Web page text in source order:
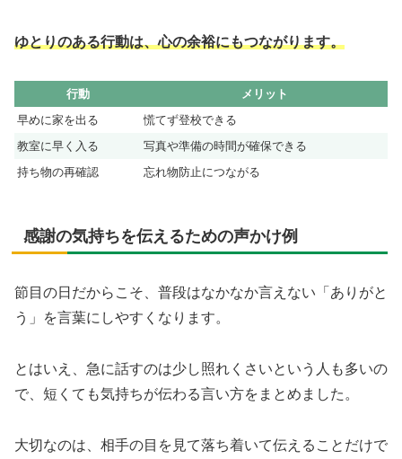
ゆとりのある行動は、心の余裕にもつながります。
行動
メリット
早めに家を出る
慌てず登校できる
教室に早く入る
写真や準備の時間が確保できる
持ち物の再確認
忘れ物防止につながる
感謝の気持ちを伝えるための声かけ例
節目の日だからこそ、普段はなかなか言えない「ありがと
う」を言葉にしやすくなります。
とはいえ、急に話すのは少し照れくさいという人も多いの
で、短くても気持ちが伝わる言い方をまとめました。
大切なのは、相手の目を見て落ち着いて伝えることだけで